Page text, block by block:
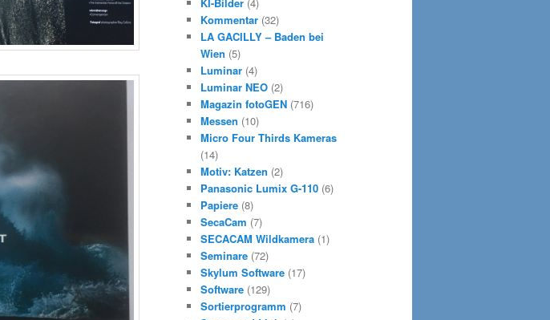
KI-Bilder (4)
Kommentar (32)
LA GACILLY – Baden bei
Wien (5)
Luminar (4)
Luminar NEO (2)
Magazin fotoGEN (716)
Messen (10)
Micro Four Thirds Kameras
(14)
Motiv: Katzen (2)
Panasonic Lumix G-110 (6)
Papiere (8)
SecaCam (7)
SECACAM Wildkamera (1)
Seminare (72)
Skylum Software (17)
Software (129)
Sortierprogramm (7)